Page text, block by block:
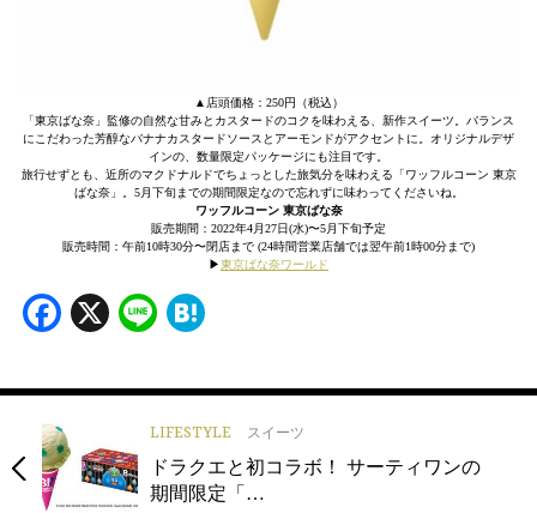
▲店頭価格：250円（税込）
「東京ばな奈」監修の自然な甘みとカスタードのコクを味わえる、新作スイーツ。バランス
にこだわった芳醇なバナナカスタードソースとアーモンドがアクセントに。オリジナルデザ
インの、数量限定パッケージにも注目です。
旅行せずとも、近所のマクドナルドでちょっとした旅気分を味わえる「ワッフルコーン 東京
ばな奈」。5月下旬までの期間限定なので忘れずに味わってくださいね。
ワッフルコーン 東京ばな奈
販売期間：2022年4月27日(水)〜5月下旬予定
販売時間：午前10時30分〜閉店まで (24時間営業店舗では翌午前1時00分まで)
▶東京ばな奈ワールド
Facebook
X Line
LIFESTYLE スイーツ
ドラクエと初コラボ！ サーティワンの
期間限定「…